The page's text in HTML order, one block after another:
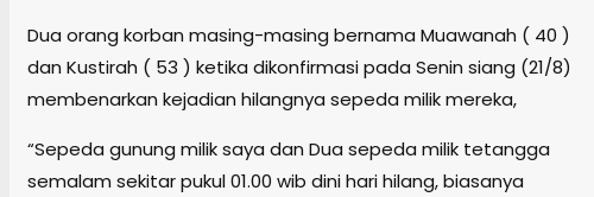
Dua orang korban masing-masing bernama Muawanah ( 40 )
dan Kustirah ( 53 ) ketika dikonfirmasi pada Senin siang (21/8)
membenarkan kejadian hilangnya sepeda milik mereka,
“Sepeda gunung milik saya dan Dua sepeda milik tetangga
semalam sekitar pukul 01.00 wib dini hari hilang, biasanya